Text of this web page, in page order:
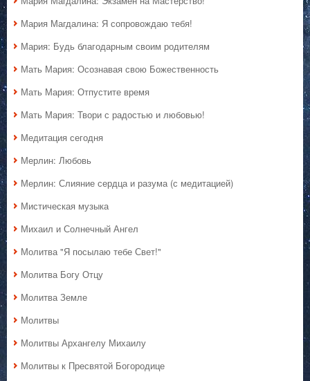
Мария Магдалина: Я сопровождаю тебя!
Мария: Будь благодарным своим родителям
Мать Мария: Осознавая свою Божественность
Мать Мария: Отпустите время
Мать Мария: Твори с радостью и любовью!
Медитация сегодня
Мерлин: Любовь
Мерлин: Слияние сердца и разума (с медитацией)
Мистическая музыка
Михаил и Солнечный Ангел
Молитва "Я посылаю тебе Свет!"
Молитва Богу Отцу
Молитва Земле
Молитвы
Молитвы Архангелу Михаилу
Молитвы к Пресвятой Богородице